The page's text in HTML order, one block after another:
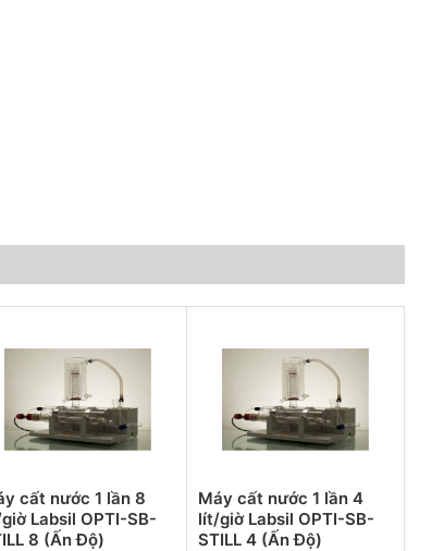
cất nước 1 lần 8
Labsil OPTI-SB-
8 (Ấn Độ)
Máy cất nước 1 lần 4
lít/giờ Labsil OPTI-SB-
STILL 4 (Ấn Độ)